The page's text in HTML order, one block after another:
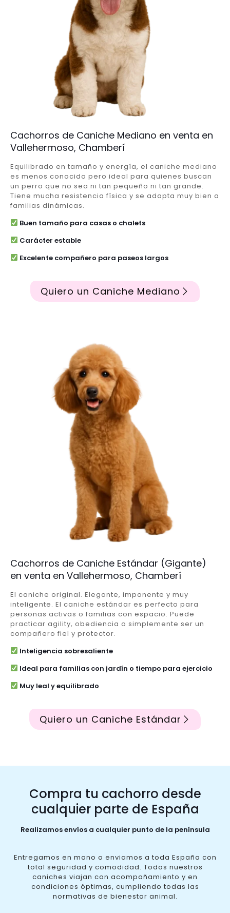
Cachorros de Caniche Mediano en venta en
Vallehermoso, Chamberí
Equilibrado en tamaño y energía, el caniche mediano
es menos conocido pero ideal para quienes buscan
un perro que no sea ni tan pequeño ni tan grande.
Tiene mucha resistencia física y se adapta muy bien a
familias dinámicas.
Buen tamaño para casas o chalets
Carácter estable
Excelente compañero para paseos largos
Quiero un Caniche Mediano
Cachorros de Caniche Estándar (Gigante)
en venta en Vallehermoso, Chamberí
El caniche original. Elegante, imponente y muy
inteligente. El caniche estándar es perfecto para
personas activas o familias con espacio. Puede
practicar agility, obediencia o simplemente ser un
compañero fiel y protector.
Inteligencia sobresaliente
Ideal para familias con jardín o tiempo para ejercicio
Muy leal y equilibrado
Quiero un Caniche Estándar
Compra tu cachorro desde
cualquier parte de España
Realizamos envíos a cualquier punto de la península
Entregamos en mano o enviamos a toda España con
total seguridad y comodidad. Todos nuestros
caniches viajan con acompañamiento y en
condiciones óptimas, cumpliendo todas las
normativas de bienestar animal.